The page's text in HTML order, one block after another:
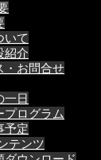
いて
紹介
・お問合せ
一日
プログラム
予定
テンツ